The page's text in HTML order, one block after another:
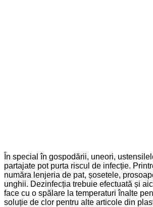
În special în gospodării, uneori,
partajate pot purta riscul de infecție.
număra lenjeria de pat, șosetele,
unghii. Dezinfecția trebuie efectuată și
face cu o spălare la temperaturi înalte
soluție de clor pentru alte articole din